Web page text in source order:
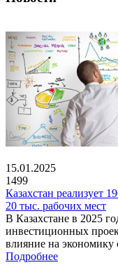
15.01.2025
1499
Казахстан реализует
20 тыс. рабочих мест
В Казахстане в 2025
инвестиционных
влияние на
Подробнее